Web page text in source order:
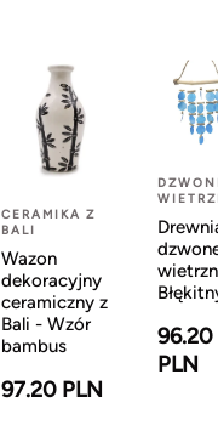
CERAMIKA Z
BALI
Wazon
dekoracyjny
ceramiczny z
Bali - Wzór
bambus
97.20 PLN
96.20
PLN